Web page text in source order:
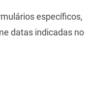
específicos,
datas indicadas no